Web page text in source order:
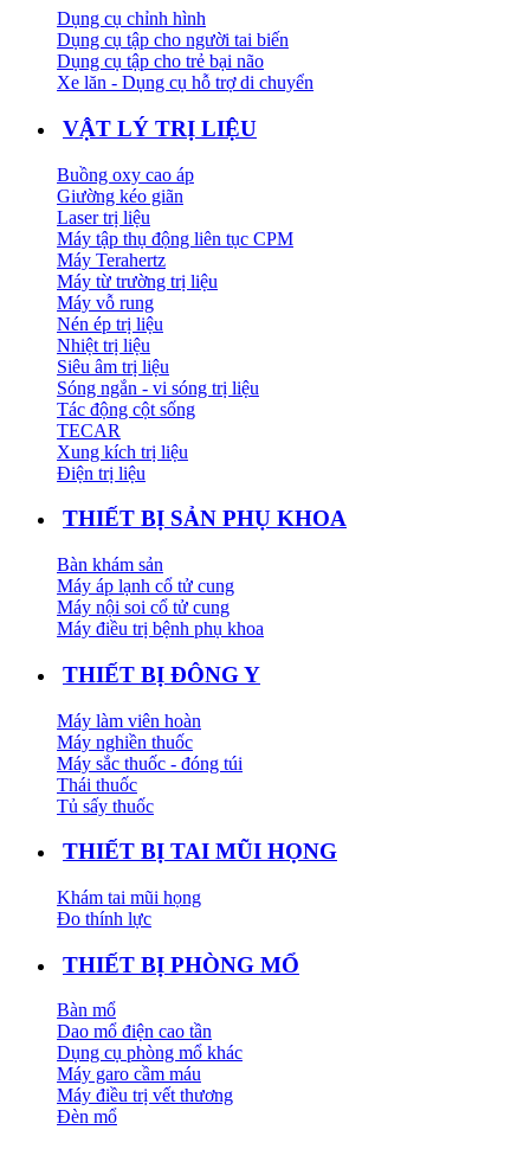
Dụng cụ chỉnh hình
Dụng cụ tập cho người tai biến
Dụng cụ tập cho trẻ bại não
Xe lăn - Dụng cụ hỗ trợ di chuyển
VẬT LÝ TRỊ LIỆU
Buồng oxy cao áp
Giường kéo giãn
Laser trị liệu
Máy tập thụ động liên tục CPM
Máy Terahertz
Máy từ trường trị liệu
Máy vỗ rung
Nén ép trị liệu
Nhiệt trị liệu
Siêu âm trị liệu
Sóng ngắn - vi sóng trị liệu
Tác động cột sống
TECAR
Xung kích trị liệu
Điện trị liệu
THIẾT BỊ SẢN PHỤ KHOA
Bàn khám sản
Máy áp lạnh cổ tử cung
Máy nội soi cổ tử cung
Máy điều trị bệnh phụ khoa
THIẾT BỊ ĐÔNG Y
Máy làm viên hoàn
Máy nghiền thuốc
Máy sắc thuốc - đóng túi
Thái thuốc
Tủ sấy thuốc
THIẾT BỊ TAI MŨI HỌNG
Khám tai mũi họng
Đo thính lực
THIẾT BỊ PHÒNG MỔ
Bàn mổ
Dao mổ điện cao tần
Dụng cụ phòng mổ khác
Máy garo cầm máu
Máy điều trị vết thương
Đèn mổ